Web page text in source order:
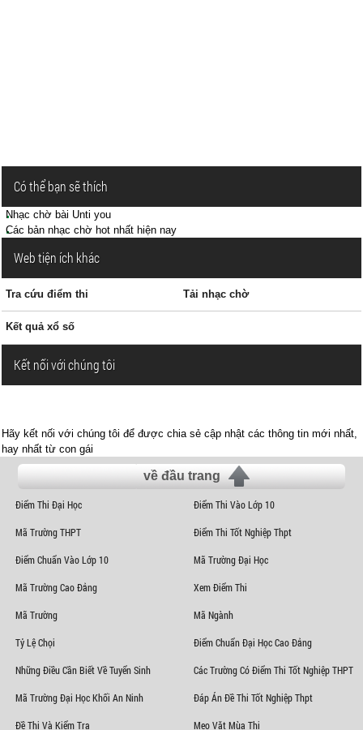
Có thể bạn sẽ thích
Nhạc chờ bài Unti you
Các bản nhạc chờ hot nhất hiện nay
Web tiện ích khác
Tra cứu điểm thi Tải nhạc chờ
Kết quả xổ số
Kết nối với chúng tôi
Hãy kết nối với chúng tôi để được chia sẻ cập nhật các thông tin mới nhất,
hay nhất từ con gái
về đầu trang
Điểm Thi Đại Học Điểm Thi Vào Lớp 10
Mã Trường THPT Điểm Thi Tốt Nghiệp Thpt
Điểm Chuẩn Vào Lớp 10 Mã Trường Đại Học
Mã Trường Cao Đẳng Xem Điểm Thi
Mã Trường Mã Ngành
Tỷ Lệ Chọi Điểm Chuẩn Đại Học Cao Đẳng
Những Điều Cần Biết Về Tuyển Sinh Các Trường Có Điểm Thi Tốt Nghiệp THPT
Mã Trường Đại Học Khối An Ninh Đáp Án Đề Thi Tốt Nghiệp Thpt
Đề Thi Và Kiểm Tra Mẹo Vặt Mùa Thi